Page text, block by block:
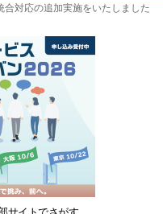
合対応の追加実施をいたしました